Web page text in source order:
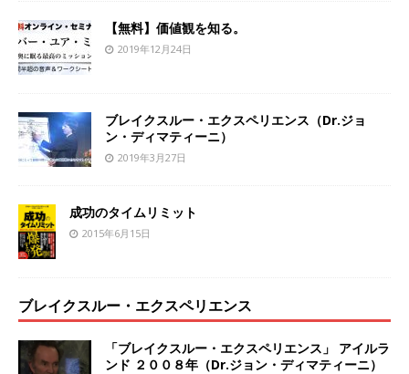
【無料】価値観を知る。
2019年12月24日
ブレイクスルー・エクスペリエンス（Dr.ジョ
ン・ディマティーニ）
2019年3月27日
成功のタイムリミット
2015年6月15日
ブレイクスルー・エクスペリエンス
「ブレイクスルー・エクスペリエンス」 アイルラ
ンド ２００８年（Dr.ジョン・ディマティーニ）